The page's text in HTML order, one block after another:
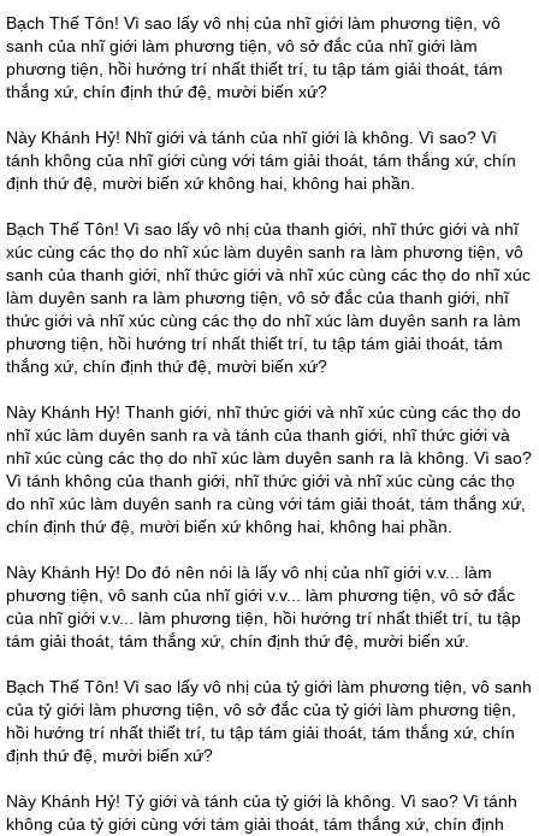
Bạch Thế Tôn! Vì sao lấy vô nhị của nhĩ giới làm phương tiện, vô
sanh của nhĩ giới làm phương tiện, vô sở đắc của nhĩ giới làm
phương tiện, hồi hướng trí nhất thiết trí, tu tập tám giải thoát, tám
thắng xứ, chín định thứ đệ, mười biến xứ?
Này Khánh Hỷ! Nhĩ giới và tánh của nhĩ giới là không. Vì sao? Vì
tánh không của nhĩ giới cùng với tám giải thoát, tám thắng xứ, chín
định thứ đệ, mười biến xứ không hai, không hai phần.
Bạch Thế Tôn! Vì sao lấy vô nhị của thanh giới, nhĩ thức giới và nhĩ
xúc cùng các thọ do nhĩ xúc làm duyên sanh ra làm phương tiện, vô
sanh của thanh giới, nhĩ thức giới và nhĩ xúc cùng các thọ do nhĩ xúc
làm duyên sanh ra làm phương tiện, vô sở đắc của thanh giới, nhĩ
thức giới và nhĩ xúc cùng các thọ do nhĩ xúc làm duyên sanh ra làm
phương tiện, hồi hướng trí nhất thiết trí, tu tập tám giải thoát, tám
thắng xứ, chín định thứ đệ, mười biến xứ?
Này Khánh Hỷ! Thanh giới, nhĩ thức giới và nhĩ xúc cùng các thọ do
nhĩ xúc làm duyên sanh ra và tánh của thanh giới, nhĩ thức giới và
nhĩ xúc cùng các thọ do nhĩ xúc làm duyên sanh ra là không. Vì sao?
Vì tánh không của thanh giới, nhĩ thức giới và nhĩ xúc cùng các thọ
do nhĩ xúc làm duyên sanh ra cùng với tám giải thoát, tám thắng xứ,
chín định thứ đệ, mười biến xứ không hai, không hai phần.
Này Khánh Hỷ! Do đó nên nói là lấy vô nhị của nhĩ giới v.v... làm
phương tiện, vô sanh của nhĩ giới v.v... làm phương tiện, vô sở đắc
của nhĩ giới v.v... làm phương tiện, hồi hướng trí nhất thiết trí, tu tập
tám giải thoát, tám thắng xứ, chín định thứ đệ, mười biến xứ.
Bạch Thế Tôn! Vì sao lấy vô nhị của tỷ giới làm phương tiện, vô sanh
của tỷ giới làm phương tiện, vô sở đắc của tỷ giới làm phương tiện,
hồi hướng trí nhất thiết trí, tu tập tám giải thoát, tám thắng xứ, chín
định thứ đệ, mười biến xứ?
Này Khánh Hỷ! Tỷ giới và tánh của tỷ giới là không. Vì sao? Vì tánh
không của tỷ giới cùng với tám giải thoát, tám thắng xứ, chín định